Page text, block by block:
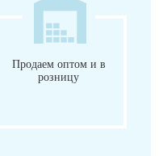
Продаем оптом и в
розницу